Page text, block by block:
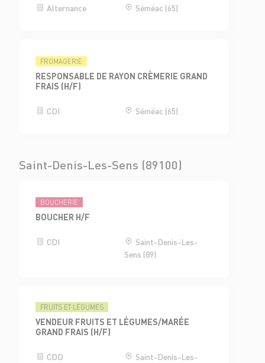
Alternance Séméac (65)
FROMAGERIE
RESPONSABLE DE RAYON CRÈMERIE GRAND
FRAIS (H/F)
CDI Séméac (65)
Saint-Denis-Les-Sens (89100)
BOUCHERIE
BOUCHER H/F
CDI
Saint-Denis-Les-
Sens (89)
FRUITS ET LÉGUMES
VENDEUR FRUITS ET LÉGUMES/MARÉE
GRAND FRAIS (H/F)
CDD Saint-Denis-Les-